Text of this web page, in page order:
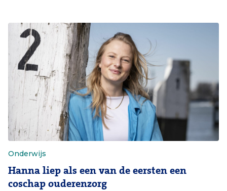
Onderwijs
Hanna liep als een van de eersten een
coschap ouderenzorg